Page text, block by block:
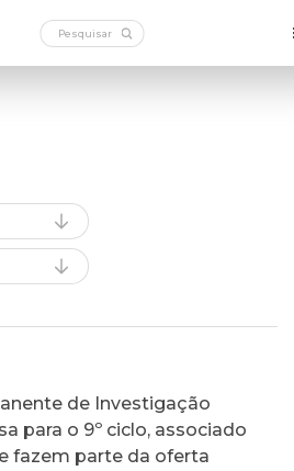
de Investigação
para o 9º ciclo, associado
fazem parte da oferta